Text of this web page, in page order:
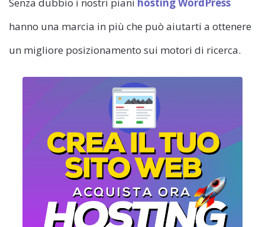
Senza dubbio i nostri piani hosting WordPress
hanno una marcia in più che può aiutarti a ottenere
un migliore posizionamento sui motori di ricerca.